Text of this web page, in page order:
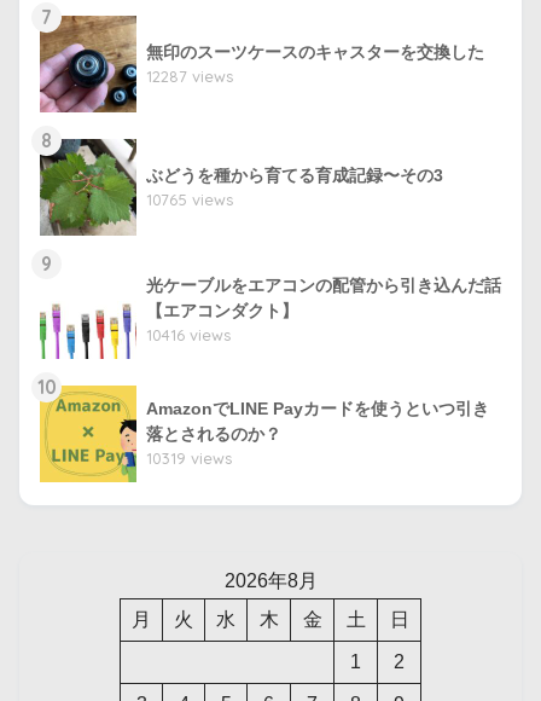
7
無印のスーツケースのキャスターを交換した
12287 views
8
ぶどうを種から育てる育成記録〜その3
10765 views
9
光ケーブルをエアコンの配管から引き込んだ話
【エアコンダクト】
10416 views
10
AmazonでLINE Payカードを使うといつ引き
落とされるのか？
10319 views
2026年8月
月
火 水 木 金 土 日
1 2